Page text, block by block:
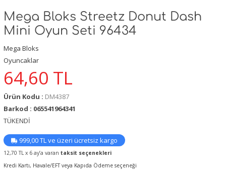
Mega Bloks Streetz Donut Dash
Mini Oyun Seti 96434
Mega Bloks
Oyuncaklar
64,60 TL
Ürün Kodu : DM4387
Barkod : 065541964341
TÜKENDİ
999,00 TL ve üzeri ücretsiz kargo
12,70 TL x 6 ay’a varan taksit seçenekleri
Kredi Kartı, Havale/EFT veya Kapıda Ödeme seçeneği